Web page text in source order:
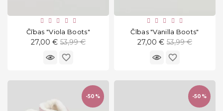
Čības "Viola Boots"
27,00 € Standarta
53,99 €
favorite_border
Čības "Vanilla Boots"
27,00 € Standarta
53,99 €
favorite_border
-50% -50%